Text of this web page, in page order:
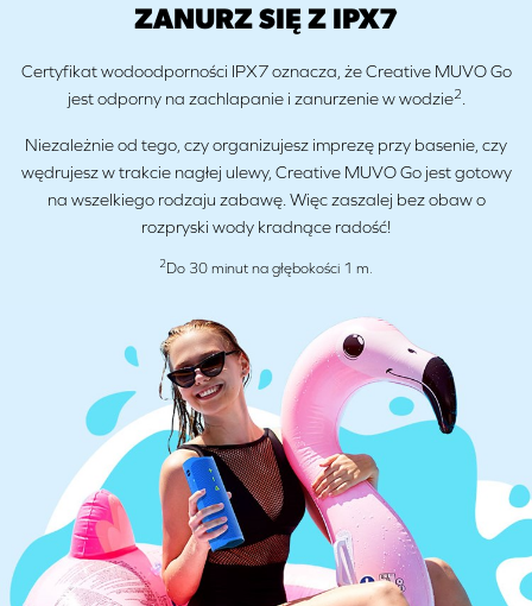
ZANURZ SIĘ Z IPX7
Certyfikat wodoodporności IPX7 oznacza, że Creative MUVO Go
jest odporny na zachlapanie i zanurzenie w wodzie2
Niezależnie od tego, czy organizujesz imprezę przy basenie, czy
wędrujesz w trakcie nagłej ulewy, Creative MUVO Go jest gotowy
na wszelkiego rodzaju zabawę. Więc zaszalej bez obaw o
rozpryski wody kradnące radość!
2 Do 30 minut na głębokości 1 m.